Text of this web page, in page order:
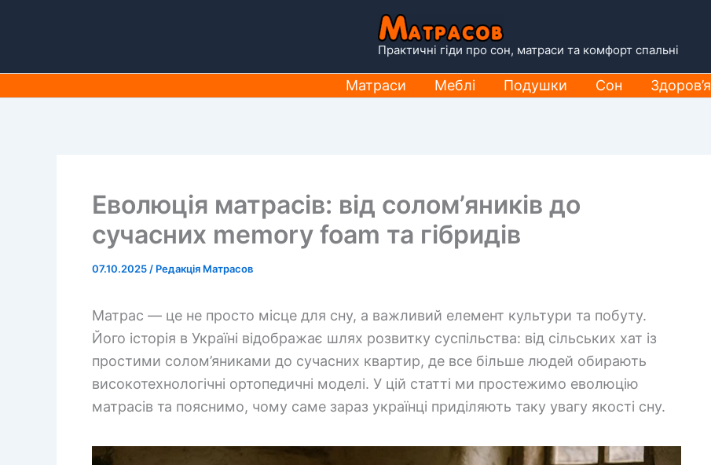
Практичні гіди про сон, матраси та комфорт спальні
Матраси Меблі Подушки Сон Здоров’я
Еволюція матрасів: від солом’яників до
сучасних memory foam та гібридів
07.10.2025 / Редакція Матрасов
Матрас — це не просто місце для сну, а важливий елемент культури та побуту.
Його історія в Україні відображає шлях розвитку суспільства: від сільських хат із
простими солом’яниками до сучасних квартир, де все більше людей обирають
високотехнологічні ортопедичні моделі. У цій статті ми простежимо еволюцію
матрасів та пояснимо, чому саме зараз українці приділяють таку увагу якості сну.